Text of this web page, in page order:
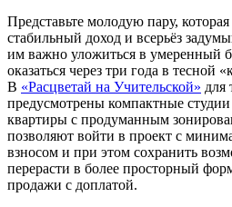
Представьте молодую пару,
стабильный доход и всерьёз
им важно уложиться в умеренный
оказаться через три года в тесной
В «Расцветай на Учительской» для
предусмотрены компактные
квартиры с продуманным
позволяют войти в проект с
взносом и при этом сохранить
перерасти в более просторный
продажи с доплатой.